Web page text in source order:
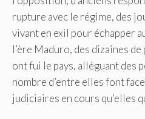
rupture avec le régime, des
vivant en exil pour échapper
l’ère Maduro, des dizaines
ont fui le pays, alléguant des
nombre d’entre elles font
judiciaires en cours qu’elles